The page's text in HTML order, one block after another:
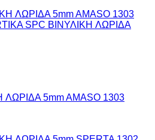
ΛΩΡΙΔΑ 5mm AMASO 1303